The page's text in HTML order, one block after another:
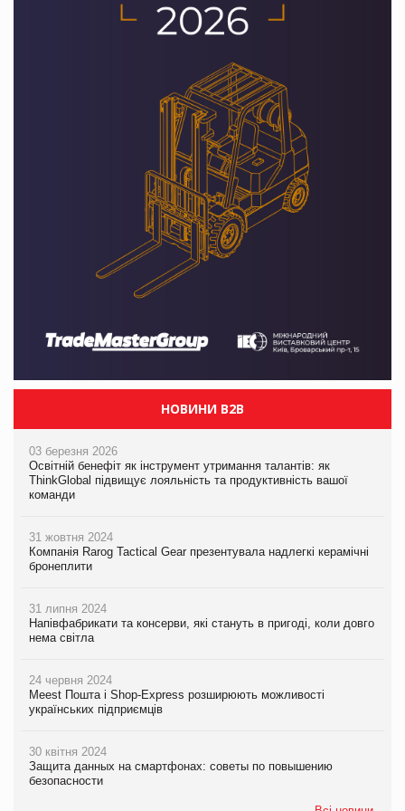
НОВИНИ B2B
03 березня 2026
Освітній бенефіт як інструмент утримання талантів: як
ThinkGlobal підвищує лояльність та продуктивність вашої
команди
31 жовтня 2024
Компанія Rarog Tactical Gear презентувала надлегкі керамічні
бронеплити
31 липня 2024
Напівфабрикати та консерви, які стануть в пригоді, коли довго
нема світла
24 червня 2024
Meest Пошта і Shop-Express розширюють можливості
українських підприємців
30 квітня 2024
Защита данных на смартфонах: советы по повышению
безопасности